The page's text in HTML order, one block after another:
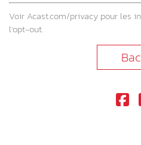
Voir Acast.com/privacy pour les
l’opt-out.